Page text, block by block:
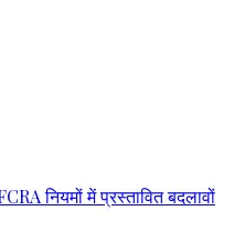
नियमों में प्रस्तावित बदलावों